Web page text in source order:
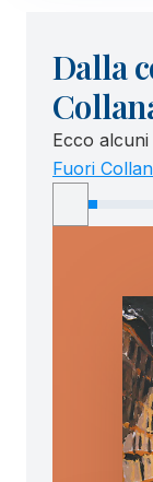
Dalla
Ecco
Fuori